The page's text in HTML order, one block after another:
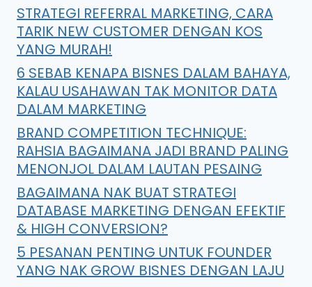
STRATEGI REFERRAL MARKETING, CARA
TARIK NEW CUSTOMER DENGAN KOS
YANG MURAH!
6 SEBAB KENAPA BISNES DALAM BAHAYA,
KALAU USAHAWAN TAK MONITOR DATA
DALAM MARKETING
BRAND COMPETITION TECHNIQUE:
RAHSIA BAGAIMANA JADI BRAND PALING
MENONJOL DALAM LAUTAN PESAING
BAGAIMANA NAK BUAT STRATEGI
DATABASE MARKETING DENGAN EFEKTIF
& HIGH CONVERSION?
5 PESANAN PENTING UNTUK FOUNDER
YANG NAK GROW BISNES DENGAN LAJU